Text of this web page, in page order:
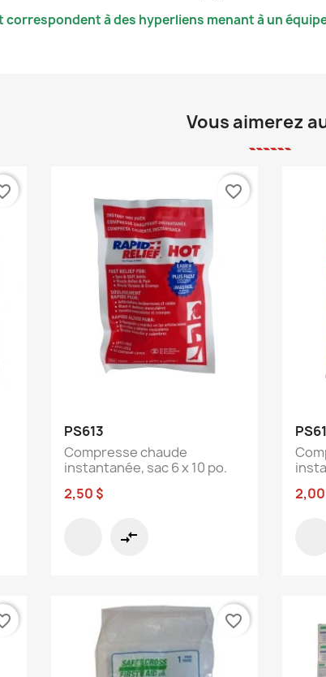
correspondent à des hyperliens menant à un
Vous aimerez

PS613
Compresse chaude
instantanée, sac 6 x 10 po.
2,50 $
compare_arrows
favorite_border
favorite_border